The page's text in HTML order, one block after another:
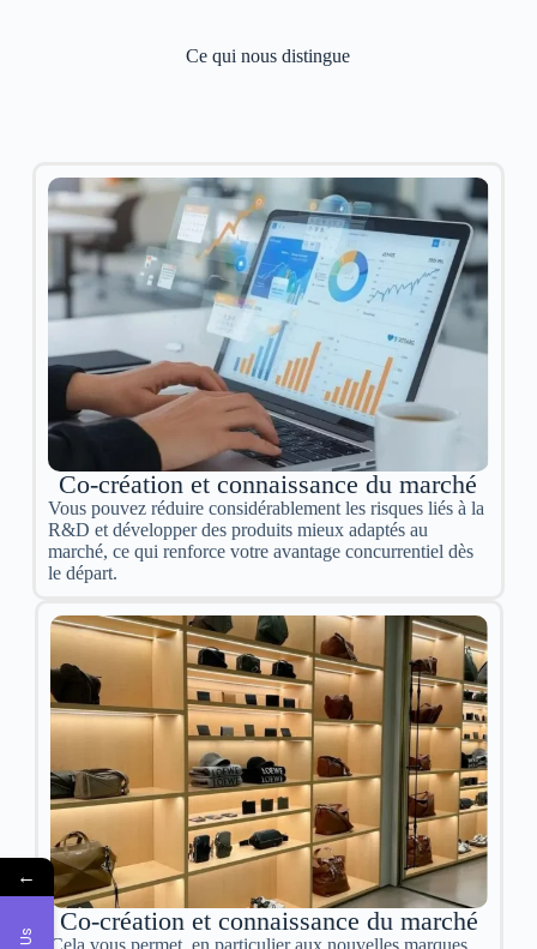
Ce qui nous distingue
Co-création et connaissance du marché
Vous pouvez réduire considérablement les risques liés à la
R&D et développer des produits mieux adaptés au
marché, ce qui renforce votre avantage concurrentiel dès
le départ.
Co-création et connaissance du marché
Cela vous permet, en particulier aux nouvelles marques,
←